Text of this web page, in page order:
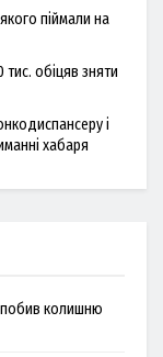
піймали на
обіцяв зняти
і
хабаря
побив колишню